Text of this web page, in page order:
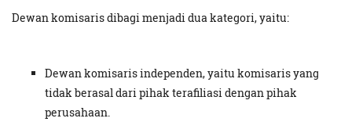
Dewan komisaris dibagi menjadi dua kategori, yaitu:
Dewan komisaris independen, yaitu komisaris yang
tidak berasal dari pihak terafiliasi dengan pihak
perusahaan.